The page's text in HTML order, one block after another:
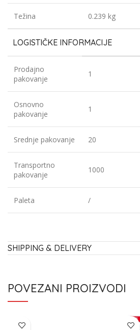
Težina 0.239 kg
LOGISTIČKE INFORMACIJE
Prodajno
pakovanje
1
Osnovno
pakovanje
1
Srednje pakovanje 20
Transportno
pakovanje
1000
Paleta /
SHIPPING & DELIVERY
POVEZANI PROIZVODI